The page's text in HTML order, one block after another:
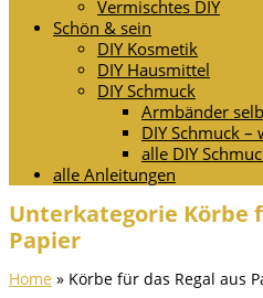
Vermischtes DIY
Schön & sein
DIY Kosmetik
DIY Hausmittel
DIY Schmuck
Armbänder
DIY Schmuck –
alle DIY
alle Anleitungen
Unterkategorie Körbe
Papier
Home » Körbe für das Regal aus